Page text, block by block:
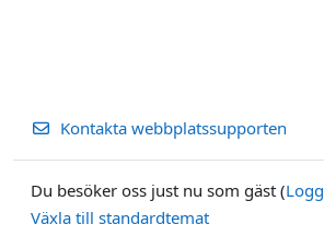
Kontakta webbplatssupporten
Du besöker oss just nu som gäst (
Växla till standardtemat